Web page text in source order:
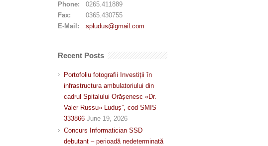
Phone:
0265.411889
Fax:
0365.430755
E-Mail:
spludus@gmail.com
Recent Posts
Portofoliu fotografii Investiții în
infrastructura ambulatoriului din
cadrul Spitalului Orășenesc «Dr.
Valer Russu» Luduș”, cod SMIS
333866 June 19, 2026
Concurs Informatician SSD
debutant – perioadă nedeterminată